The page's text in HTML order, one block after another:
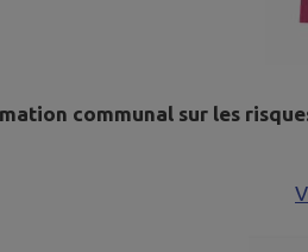
communal sur les